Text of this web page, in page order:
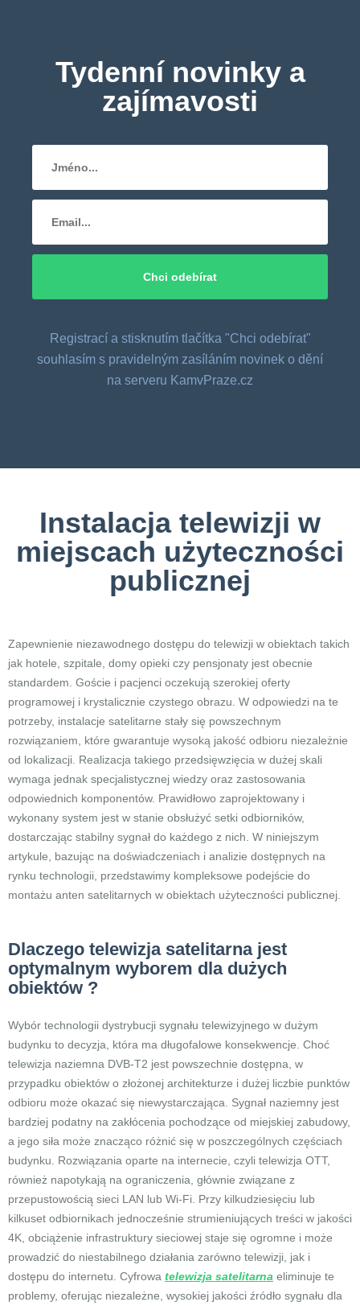
Tydenní novinky a
zajímavosti
Registrací a stisknutím tlačítka "Chci odebírat"
souhlasím s pravidelným zasíláním novinek o dění
na serveru KamvPraze.cz
Instalacja telewizji w
miejscach użyteczności
publicznej
Zapewnienie niezawodnego dostępu do telewizji w obiektach takich
jak hotele, szpitale, domy opieki czy pensjonaty jest obecnie
standardem. Goście i pacjenci oczekują szerokiej oferty
programowej i krystalicznie czystego obrazu. W odpowiedzi na te
potrzeby, instalacje satelitarne stały się powszechnym
rozwiązaniem, które gwarantuje wysoką jakość odbioru niezależnie
od lokalizacji. Realizacja takiego przedsięwzięcia w dużej skali
wymaga jednak specjalistycznej wiedzy oraz zastosowania
odpowiednich komponentów. Prawidłowo zaprojektowany i
wykonany system jest w stanie obsłużyć setki odbiorników,
dostarczając stabilny sygnał do każdego z nich. W niniejszym
artykule, bazując na doświadczeniach i analizie dostępnych na
rynku technologii, przedstawimy kompleksowe podejście do
montażu anten satelitarnych w obiektach użyteczności publicznej.
Dlaczego telewizja satelitarna jest
optymalnym wyborem dla dużych
obiektów ?
Wybór technologii dystrybucji sygnału telewizyjnego w dużym
budynku to decyzja, która ma długofalowe konsekwencje. Choć
telewizja naziemna DVB-T2 jest powszechnie dostępna, w
przypadku obiektów o złożonej architekturze i dużej liczbie punktów
odbioru może okazać się niewystarczająca. Sygnał naziemny jest
bardziej podatny na zakłócenia pochodzące od miejskiej zabudowy,
a jego siła może znacząco różnić się w poszczególnych częściach
budynku. Rozwiązania oparte na internecie, czyli telewizja OTT,
również napotykają na ograniczenia, głównie związane z
przepustowością sieci LAN lub Wi-Fi. Przy kilkudziesięciu lub
kilkuset odbiornikach jednocześnie strumieniujących treści w jakości
4K, obciążenie infrastruktury sieciowej staje się ogromne i może
prowadzić do niestabilnego działania zarówno telewizji, jak i
dostępu do internetu. Cyfrowa telewizja satelitarna eliminuje te
problemy, oferując niezależne, wysokiej jakości źródło sygnału dla